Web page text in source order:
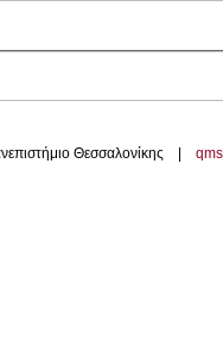
Θεσσαλονίκης |